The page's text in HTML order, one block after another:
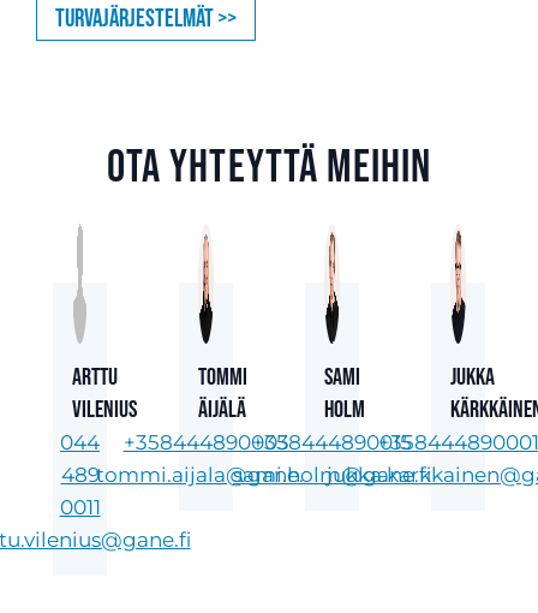
Turvajärjestelmät >>
Ota yhteyttä meihin
Arttu
Vilenius
044
489
0011
Tommi
Äijälä
+358444890003
tommi.aijala@gane.fi
Sami
Holm
+358444890015
sami.holm@gane.fi
Jukka
+358444890001